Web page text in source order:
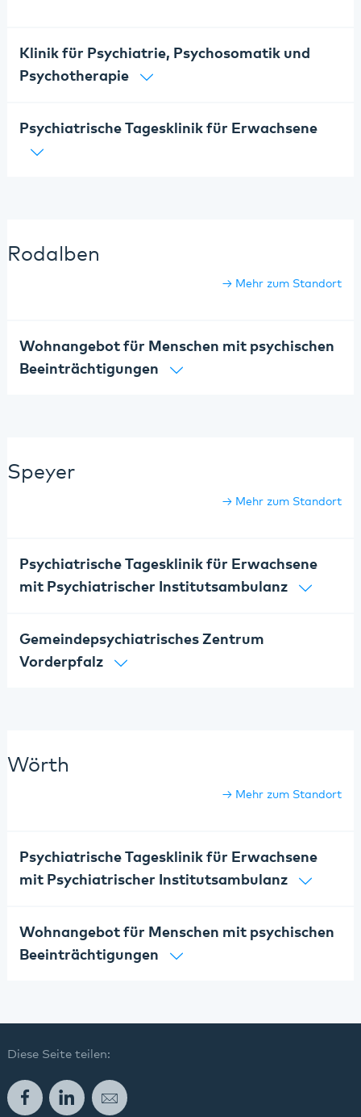
Klinik für Psychiatrie, Psychosomatik und
Psychotherapie
Psychiatrische Tagesklinik für Erwachsene
Rodalben
Mehr zum Standort
Wohnangebot für Menschen mit psychischen
Beeinträchtigungen
Speyer
Mehr zum Standort
Psychiatrische Tagesklinik für Erwachsene
mit Psychiatrischer Institutsambulanz
Gemeindepsychiatrisches Zentrum
Vorderpfalz
Wörth
Mehr zum Standort
Psychiatrische Tagesklinik für Erwachsene
mit Psychiatrischer Institutsambulanz
Wohnangebot für Menschen mit psychischen
Beeinträchtigungen
Diese Seite teilen:
FacebookLinkedInE-Mail